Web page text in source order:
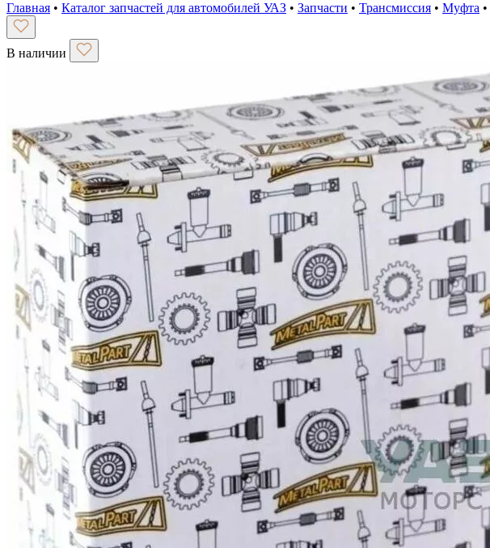
Главная • Каталог запчастей для автомобилей УАЗ • Запчасти • Трансмиссия • Муфта •
В наличии